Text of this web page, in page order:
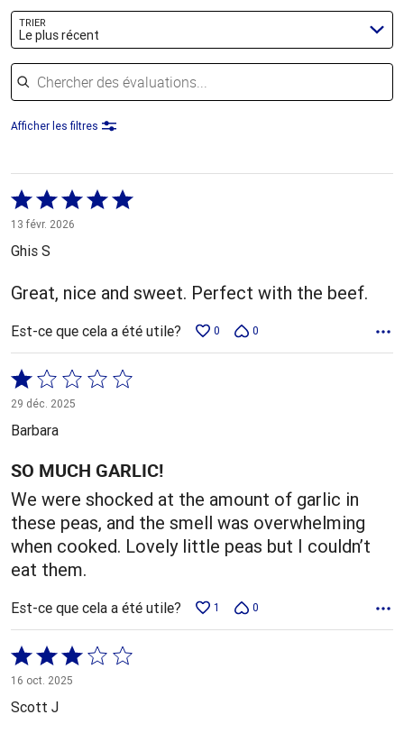
TRIER
Le plus récent
Chercher des évaluations
Afficher les filtres
Coté
5 sur
5
13 févr. 2026
Ghis S
Great, nice and sweet. Perfect with the beef.
Est-ce que cela a été utile? 0 0
Coté
1 sur
5
29 déc. 2025
Barbara
SO MUCH GARLIC!
We were shocked at the amount of garlic in
these peas, and the smell was overwhelming
when cooked. Lovely little peas but I couldn’t
eat them.
Est-ce que cela a été utile? 1 0
Coté
3 sur
5
16 oct. 2025
Scott J